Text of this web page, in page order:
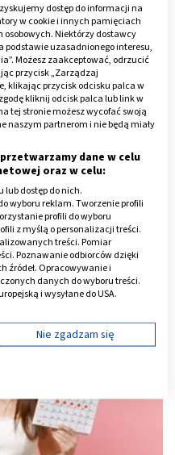
i jaki jest prawidłowy?
dostęp do informacji na
w cookie i innych pamięciach
Niektórzy dostawcy
podstawie uzasadnionego interesu,
Możesz zaakceptować, odrzucić
przycisk „Zarządzaj
klikając przycisk odcisku palca w
kliknij odcisk palca lub link w
tej stronie możesz wycofać swoją
naszym partnerom i nie będą miały
dane w celu
oraz w celu:
dostęp do nich.
wyboru reklam. Tworzenie profili
profili do wyboru
z myślą o personalizacji treści.
treści. Pomiar
Poznawanie odbiorców dzięki
źródeł. Opracowywanie i
danych do wyboru treści.
i wysyłane do USA.
IAB)
celach:
lub
danych do
Nie zgadzam się